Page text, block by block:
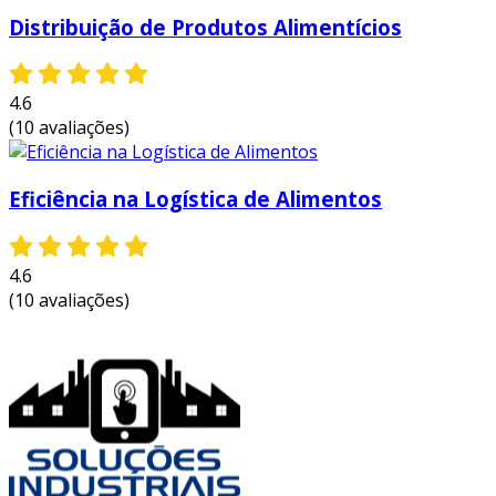
Distribuição de Produtos Alimentícios
4.6
(10 avaliações)
Eficiência na Logística de Alimentos
4.6
(10 avaliações)